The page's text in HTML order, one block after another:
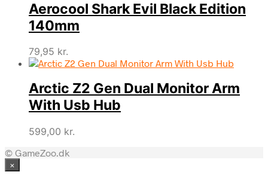
Aerocool Shark Evil Black Edition
140mm
79,95 kr.
Arctic Z2 Gen Dual Monitor Arm
With Usb Hub
599,00 kr.
© GameZoo.dk
×